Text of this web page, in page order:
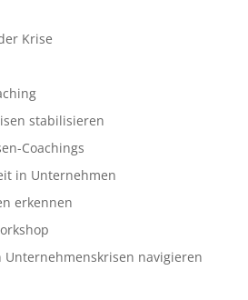
Krise
stabilisieren
Coachings
in Unternehmen
erkennen
Unternehmenskrisen navigieren